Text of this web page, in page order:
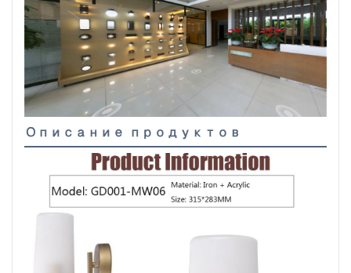
Описание продуктов